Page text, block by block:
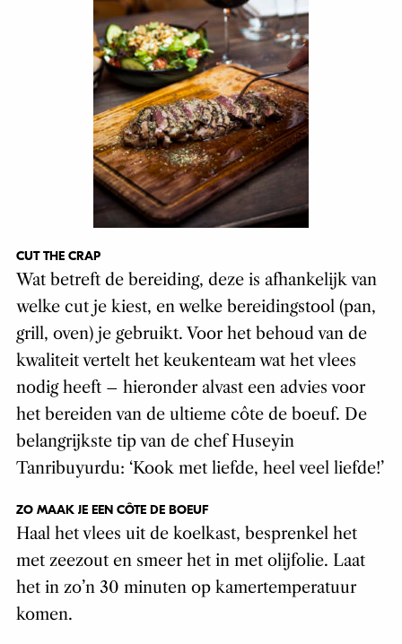
CUT THE CRAP
Wat betreft de bereiding, deze is afhankelijk van
welke cut je kiest, en welke bereidingstool (pan,
grill, oven) je gebruikt. Voor het behoud van de
kwaliteit vertelt het keukenteam wat het vlees
nodig heeft – hieronder alvast een advies voor
het bereiden van de ultieme côte de boeuf. De
belangrijkste tip van de chef Huseyin
Tanribuyurdu: ‘Kook met liefde, heel veel liefde!’
ZO MAAK JE EEN CÔTE DE BOEUF
Haal het vlees uit de koelkast, besprenkel het
met zeezout en smeer het in met olijfolie. Laat
het in zo’n 30 minuten op kamertemperatuur
komen.